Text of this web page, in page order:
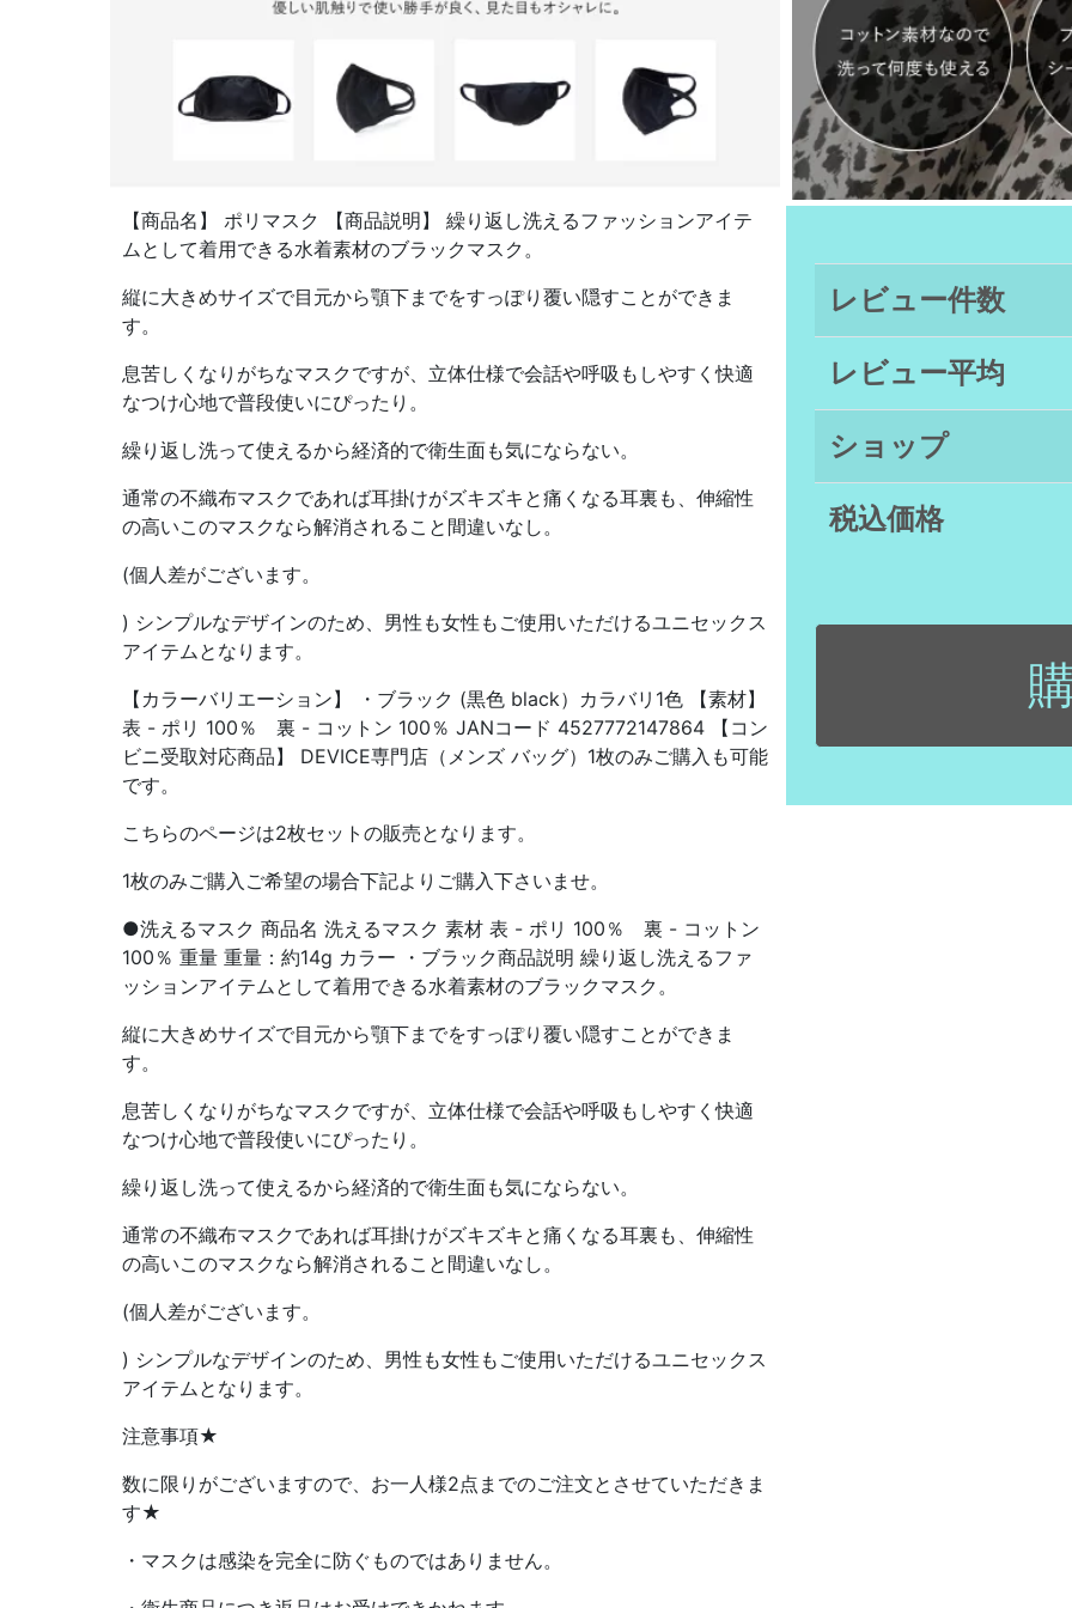
【商品名】 ポリマスク 【商品説明】 繰り返し洗えるファッションアイテ
ムとして着用できる水着素材のブラックマスク。
縦に大きめサイズで目元から顎下までをすっぽり覆い隠すことができま
す。
息苦しくなりがちなマスクですが、立体仕様で会話や呼吸もしやすく快適
なつけ心地で普段使いにぴったり。
繰り返し洗って使えるから経済的で衛生面も気にならない。
通常の不織布マスクであれば耳掛けがズキズキと痛くなる耳裏も、伸縮性
の高いこのマスクなら解消されること間違いなし。
(個人差がございます。
) シンプルなデザインのため、男性も女性もご使用いただけるユニセックス
アイテムとなります。
【カラーバリエーション】 ・ブラック (黒色 black）カラバリ1色 【素材】
表 - ポリ 100％ 裏 - コットン 100％ JANコード 4527772147864 【コン
ビニ受取対応商品】 DEVICE専門店（メンズ バッグ）1枚のみご購入も可能
です。
こちらのページは2枚セットの販売となります。
1枚のみご購入ご希望の場合下記よりご購入下さいませ。
●洗えるマスク 商品名 洗えるマスク 素材 表 - ポリ 100％ 裏 - コットン
100％ 重量 重量：約14g カラー ・ブラック商品説明 繰り返し洗えるファ
ッションアイテムとして着用できる水着素材のブラックマスク。
縦に大きめサイズで目元から顎下までをすっぽり覆い隠すことができま
す。
息苦しくなりがちなマスクですが、立体仕様で会話や呼吸もしやすく快適
なつけ心地で普段使いにぴったり。
繰り返し洗って使えるから経済的で衛生面も気にならない。
通常の不織布マスクであれば耳掛けがズキズキと痛くなる耳裏も、伸縮性
の高いこのマスクなら解消されること間違いなし。
(個人差がございます。
) シンプルなデザインのため、男性も女性もご使用いただけるユニセックス
アイテムとなります。
注意事項★
数に限りがございますので、お一人様2点までのご注文とさせていただきま
す★
・マスクは感染を完全に防ぐものではありません。
レビュー件数
レビュー平均
ショップ
税込価格